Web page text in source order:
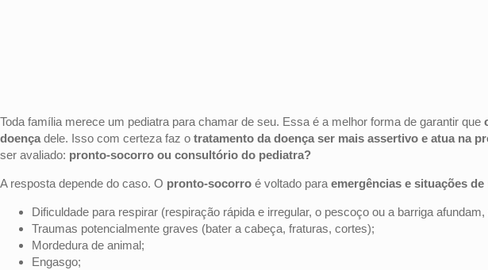
Toda família merece um pediatra para chamar de seu. Essa é a melhor forma de garantir que
doença dele. Isso com certeza faz o tratamento da doença ser mais assertivo e atua na
ser avaliado: pronto-socorro ou consultório do pediatra?
A resposta depende do caso. O pronto-socorro é voltado para emergências e situações de
Dificuldade para respirar (respiração rápida e irregular, o pescoço ou a barriga
Traumas potencialmente graves (bater a cabeça, fraturas, cortes);
Mordedura de animal;
Engasgo;